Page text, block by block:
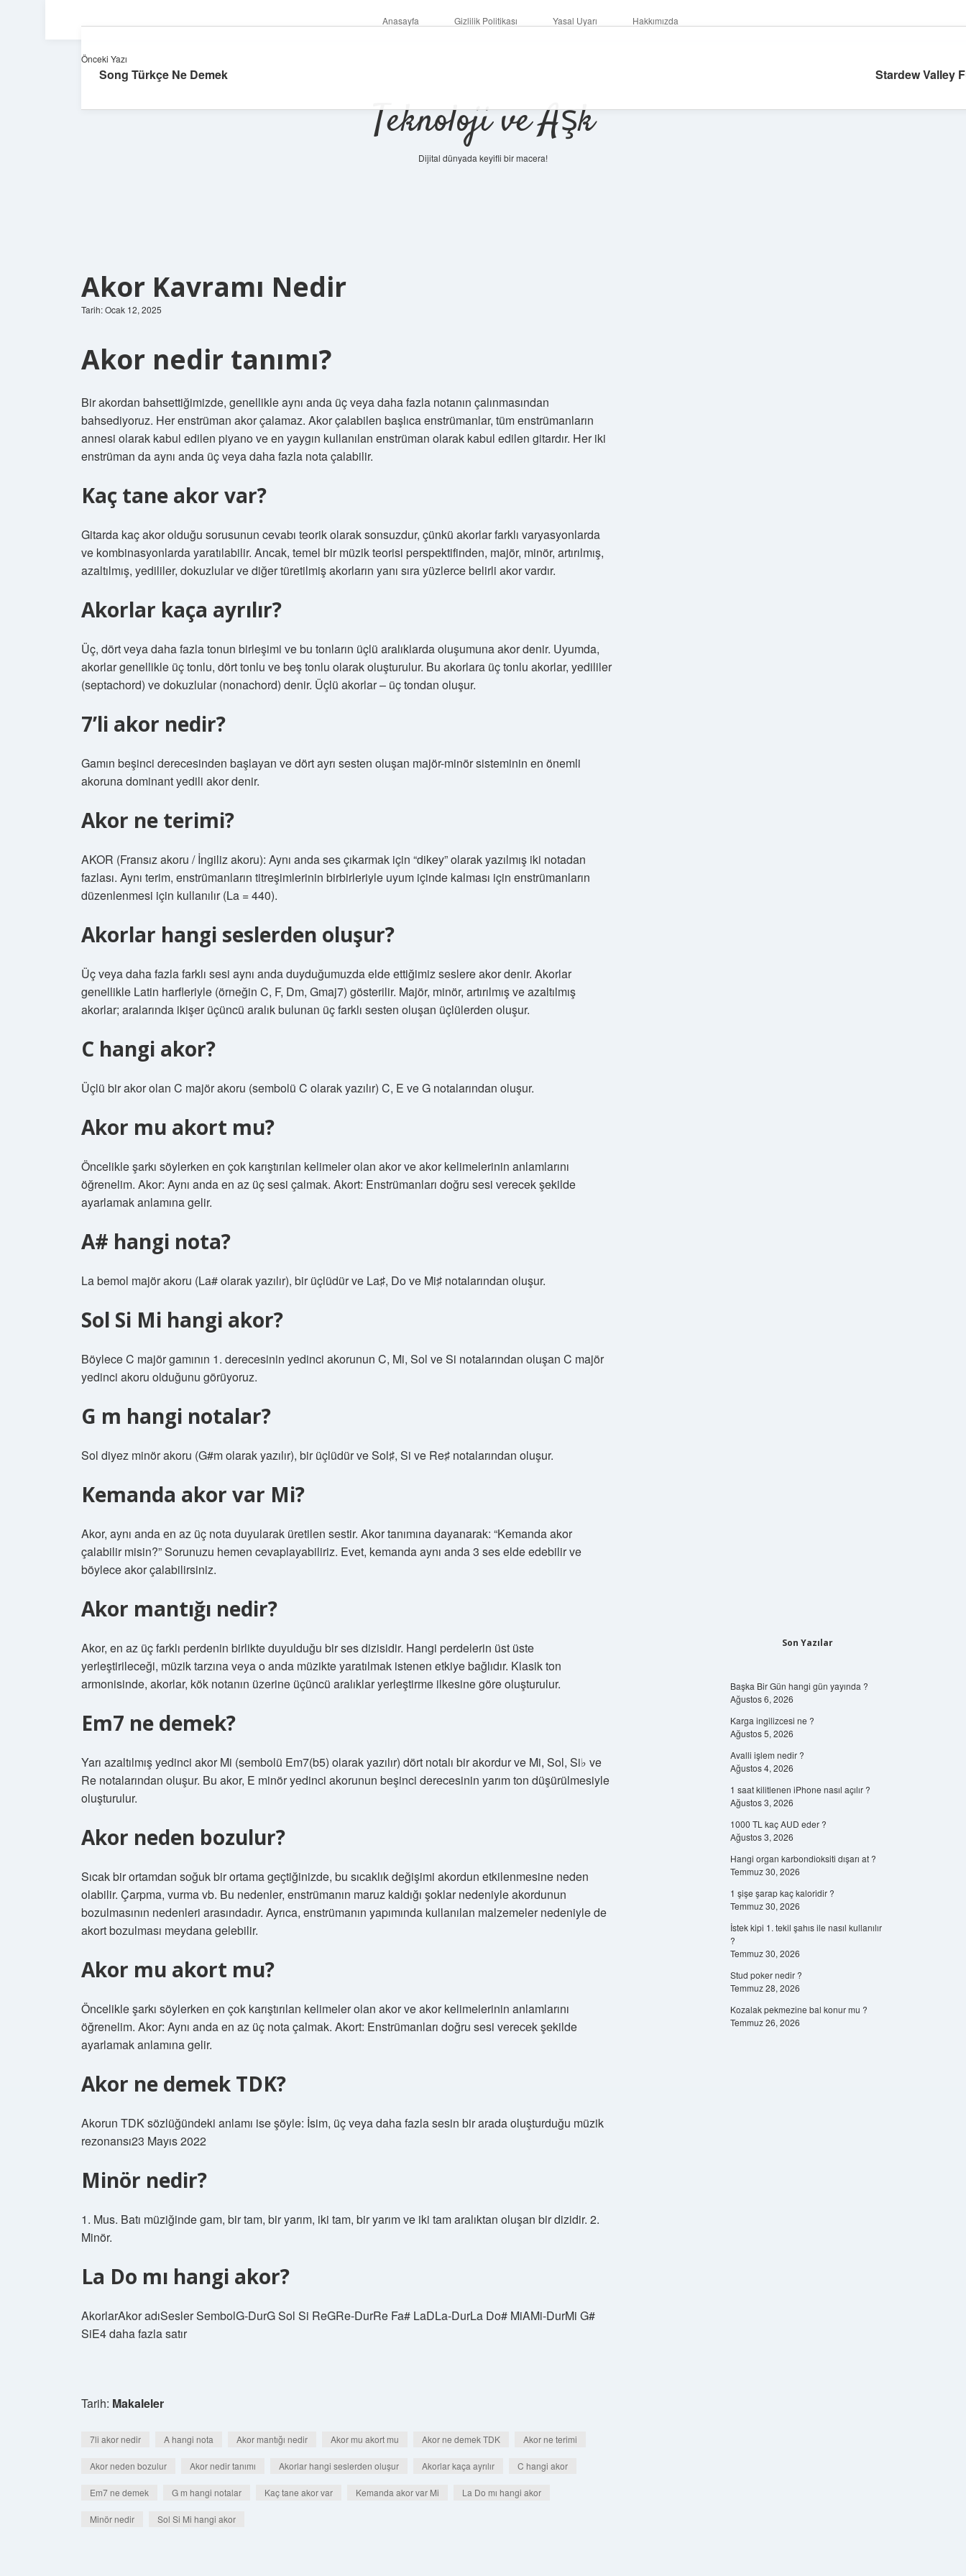
Anasayfa Gizlilik Politikası Yasal Uyarı Hakkımızda
Teknoloji ve Aşk
Dijital dünyada keyifli bir macera!
Akor Kavramı Nedir
Tarih: Ocak 12, 2025
Akor nedir tanımı?
Bir akordan bahsettiğimizde, genellikle aynı anda üç veya daha fazla notanın çalınmasından
bahsediyoruz. Her enstrüman akor çalamaz. Akor çalabilen başlıca enstrümanlar, tüm enstrümanların
annesi olarak kabul edilen piyano ve en yaygın kullanılan enstrüman olarak kabul edilen gitardır. Her iki
enstrüman da aynı anda üç veya daha fazla nota çalabilir.
Kaç tane akor var?
Gitarda kaç akor olduğu sorusunun cevabı teorik olarak sonsuzdur, çünkü akorlar farklı varyasyonlarda
ve kombinasyonlarda yaratılabilir. Ancak, temel bir müzik teorisi perspektifinden, majör, minör, artırılmış,
azaltılmış, yedililer, dokuzlular ve diğer türetilmiş akorların yanı sıra yüzlerce belirli akor vardır.
Akorlar kaça ayrılır?
Üç, dört veya daha fazla tonun birleşimi ve bu tonların üçlü aralıklarda oluşumuna akor denir. Uyumda,
akorlar genellikle üç tonlu, dört tonlu ve beş tonlu olarak oluşturulur. Bu akorlara üç tonlu akorlar, yedililer
(septachord) ve dokuzlular (nonachord) denir. Üçlü akorlar – üç tondan oluşur.
7’li akor nedir?
Gamın beşinci derecesinden başlayan ve dört ayrı sesten oluşan majör-minör sisteminin en önemli
akoruna dominant yedili akor denir.
Akor ne terimi?
AKOR (Fransız akoru / İngiliz akoru): Aynı anda ses çıkarmak için “dikey” olarak yazılmış iki notadan
fazlası. Aynı terim, enstrümanların titreşimlerinin birbirleriyle uyum içinde kalması için enstrümanların
düzenlenmesi için kullanılır (La = 440).
Akorlar hangi seslerden oluşur?
Üç veya daha fazla farklı sesi aynı anda duyduğumuzda elde ettiğimiz seslere akor denir. Akorlar
genellikle Latin harfleriyle (örneğin C, F, Dm, Gmaj7) gösterilir. Majör, minör, artırılmış ve azaltılmış
akorlar; aralarında ikişer üçüncü aralık bulunan üç farklı sesten oluşan üçlülerden oluşur.
C hangi akor?
Üçlü bir akor olan C majör akoru (sembolü C olarak yazılır) C, E ve G notalarından oluşur.
Akor mu akort mu?
Öncelikle şarkı söylerken en çok karıştırılan kelimeler olan akor ve akor kelimelerinin anlamlarını
öğrenelim. Akor: Aynı anda en az üç sesi çalmak. Akort: Enstrümanları doğru sesi verecek şekilde
ayarlamak anlamına gelir.
A# hangi nota?
La bemol majör akoru (La# olarak yazılır), bir üçlüdür ve La♯, Do ve Mi♯ notalarından oluşur.
Sol Si Mi hangi akor?
Böylece C majör gamının 1. derecesinin yedinci akorunun C, Mi, Sol ve Si notalarından oluşan C majör
yedinci akoru olduğunu görüyoruz.
G m hangi notalar?
Sol diyez minör akoru (G#m olarak yazılır), bir üçlüdür ve Sol♯, Si ve Re♯ notalarından oluşur.
Kemanda akor var Mi?
Akor, aynı anda en az üç nota duyularak üretilen sestir. Akor tanımına dayanarak: “Kemanda akor
çalabilir misin?” Sorunuzu hemen cevaplayabiliriz. Evet, kemanda aynı anda 3 ses elde edebilir ve
böylece akor çalabilirsiniz.
Akor mantığı nedir?
Akor, en az üç farklı perdenin birlikte duyulduğu bir ses dizisidir. Hangi perdelerin üst üste
yerleştirileceği, müzik tarzına veya o anda müzikte yaratılmak istenen etkiye bağlıdır. Klasik ton
armonisinde, akorlar, kök notanın üzerine üçüncü aralıklar yerleştirme ilkesine göre oluşturulur.
Em7 ne demek?
Yarı azaltılmış yedinci akor Mi (sembolü Em7(b5) olarak yazılır) dört notalı bir akordur ve Mi, Sol, Si♭ ve
Re notalarından oluşur. Bu akor, E minör yedinci akorunun beşinci derecesinin yarım ton düşürülmesiyle
oluşturulur.
Akor neden bozulur?
Sıcak bir ortamdan soğuk bir ortama geçtiğinizde, bu sıcaklık değişimi akordun etkilenmesine neden
olabilir. Çarpma, vurma vb. Bu nedenler, enstrümanın maruz kaldığı şoklar nedeniyle akordunun
bozulmasının nedenleri arasındadır. Ayrıca, enstrümanın yapımında kullanılan malzemeler nedeniyle de
akort bozulması meydana gelebilir.
Akor mu akort mu?
Öncelikle şarkı söylerken en çok karıştırılan kelimeler olan akor ve akor kelimelerinin anlamlarını
öğrenelim. Akor: Aynı anda en az üç nota çalmak. Akort: Enstrümanları doğru sesi verecek şekilde
ayarlamak anlamına gelir.
Akor ne demek TDK?
Akorun TDK sözlüğündeki anlamı ise şöyle: İsim, üç veya daha fazla sesin bir arada oluşturduğu müzik
rezonansı23 Mayıs 2022
Minör nedir?
1. Mus. Batı müziğinde gam, bir tam, bir yarım, iki tam, bir yarım ve iki tam aralıktan oluşan bir dizidir. 2.
Minör.
La Do mı hangi akor?
AkorlarAkor adıSesler SembolG-DurG Sol Si ReGRe-DurRe Fa# LaDLa-DurLa Do# MiAMi-DurMi G#
SiE4 daha fazla satır
Tarih: Makaleler
7li akor nedir A hangi nota Akor mantığı nedir Akor mu akort mu Akor ne demek TDK Akor ne terimi
Akor neden bozulur Akor nedir tanımı Akorlar hangi seslerden oluşur Akorlar kaça ayrılır C hangi akor
Em7 ne demek G m hangi notalar Kaç tane akor var Kemanda akor var Mi La Do mı hangi akor
Minör nedir Sol Si Mi hangi akor
Önceki Yazı
Song Türkçe Ne Demek Stardew Valley
Son Yazılar
Başka Bir Gün hangi gün yayında ?
Ağustos 6, 2026
Karga ingilizcesi ne ?
Ağustos 5, 2026
Avalli işlem nedir ?
Ağustos 4, 2026
1 saat kilitlenen iPhone nasıl açılır ?
Ağustos 3, 2026
1000 TL kaç AUD eder ?
Ağustos 3, 2026
Hangi organ karbondioksiti dışarı at ?
Temmuz 30, 2026
1 şişe şarap kaç kaloridir ?
Temmuz 30, 2026
İstek kipi 1. tekil şahıs ile nasıl kullanılır
?
Temmuz 30, 2026
Stud poker nedir ?
Temmuz 28, 2026
Kozalak pekmezine bal konur mu ?
Temmuz 26, 2026